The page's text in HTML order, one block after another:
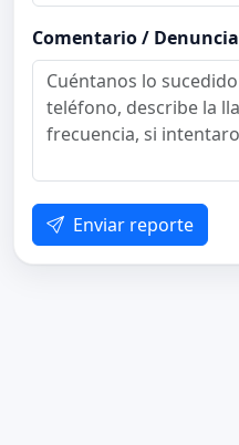
Comentario / Denuncia
Enviar reporte